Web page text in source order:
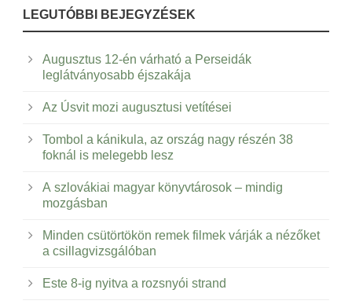
LEGUTÓBBI BEJEGYZÉSEK
Augusztus 12-én várható a Perseidák
leglátványosabb éjszakája
Az Úsvit mozi augusztusi vetítései
Tombol a kánikula, az ország nagy részén 38
foknál is melegebb lesz
A szlovákiai magyar könyvtárosok – mindig
mozgásban
Minden csütörtökön remek filmek várják a nézőket
a csillagvizsgálóban
Este 8-ig nyitva a rozsnyói strand